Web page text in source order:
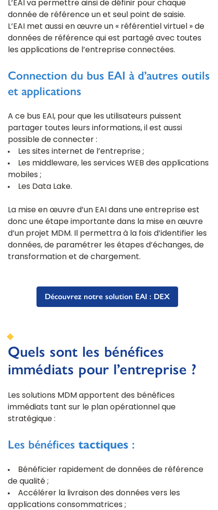
L’EAI va permettre ainsi de définir pour chaque
donnée de référence un et seul point de saisie.
L’EAI met aussi en œuvre un « référentiel virtuel » de
données de référence qui est partagé avec toutes
les applications de l’entreprise connectées.
Connection du bus EAI à d’autres outils
et applications
A ce bus EAI, pour que les utilisateurs puissent
partager toutes leurs informations, il est aussi
possible de connecter :
Les sites internet de l’entreprise ;
Les middleware, les services WEB des applications
mobiles ;
Les Data Lake.
La mise en œuvre d’un EAI dans une entreprise est
donc une étape importante dans la mise en œuvre
d’un projet MDM. Il permettra à la fois d’identifier les
données, de paramétrer les étapes d’échanges, de
transformation et de chargement.
Découvrez notre solution EAI : DEX
Quels sont les bénéfices
immédiats pour l’entreprise ?
Les solutions MDM apportent des bénéfices
immédiats tant sur le plan opérationnel que
stratégique :
Les bénéfices tactiques :
Bénéficier rapidement de données de référence
de qualité ;
Accélérer la livraison des données vers les
applications consommatrices ;